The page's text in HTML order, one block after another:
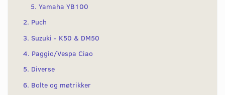
5. Yamaha YB100
2. Puch
3. Suzuki - K50 & DM50
4. Paggio/Vespa Ciao
5. Diverse
6. Bolte og møtrikker